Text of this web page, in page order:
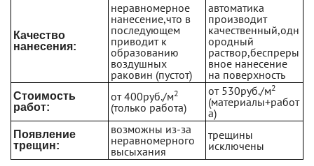
Качество
нанесения:
неравномерное
нанесение,что в
последующем
приводит к
образованию
воздушных
раковин (пустот)
автоматика
производит
качественный,одн
ородный
раствор,беспреры
вное нанесение
на поверхность
Стоимость
работ:
от 400руб./м2
(только работа)
от 530руб./м2
(материалы+работ
а)
Появление
трещин:
возможны из-за
неравномерного
высыхания
трещины
исключены